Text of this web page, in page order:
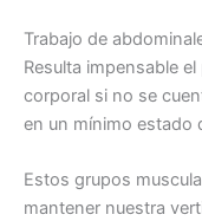
Trabajo de
Resulta impensable
corporal si no se
en un mínimo estado
Estos grupos
mantener nuestra